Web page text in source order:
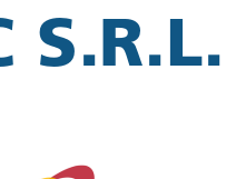
S.R.L.